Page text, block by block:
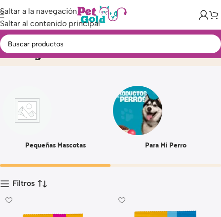
Saltar a la navegación
Saltar al contenido principal
500 gmInicio Producto
Pequeñas Mascotas Para Mi Perro
Filtros